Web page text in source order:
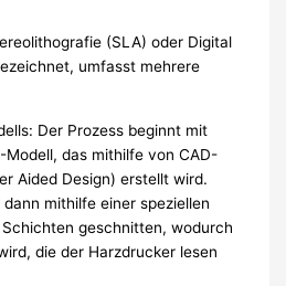
(SLA) oder Digital
umfasst mehrere
Der Prozess beginnt mit
Modell, das mithilfe von CAD-
Aided Design) erstellt wird.
mithilfe einer speziellen
geschnitten, wodurch
die der Harzdrucker lesen